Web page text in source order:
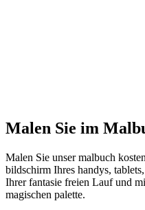
Malen Sie im
Malen Sie unser malbuch
bildschirm Ihres handys,
Ihrer fantasie freien Lauf und
magischen palette.